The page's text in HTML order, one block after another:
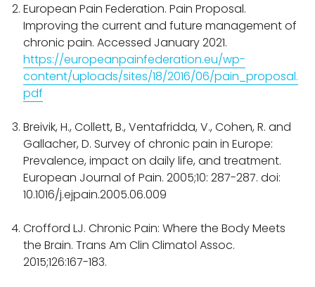
European Pain Federation. Pain Proposal.
Improving the current and future management of
chronic pain. Accessed January 2021.
https://europeanpainfederation.eu/wp-
content/uploads/sites/18/2016/06/pain_proposal.
pdf
Breivik, H., Collett, B., Ventafridda, V., Cohen, R. and
Gallacher, D. Survey of chronic pain in Europe:
Prevalence, impact on daily life, and treatment.
European Journal of Pain. 2005;10: 287-287. doi:
10.1016/j.ejpain.2005.06.009
Crofford LJ. Chronic Pain: Where the Body Meets
the Brain. Trans Am Clin Climatol Assoc.
2015;126:167-183.